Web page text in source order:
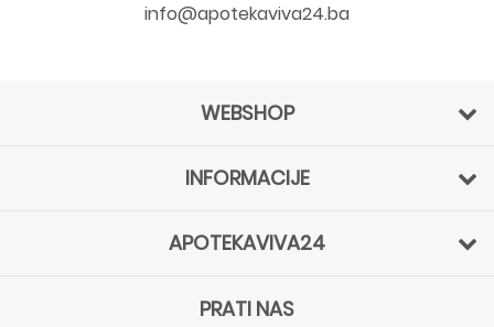
info@apotekaviva24.ba
WEBSHOP
INFORMACIJE
APOTEKAVIVA24
PRATI NAS